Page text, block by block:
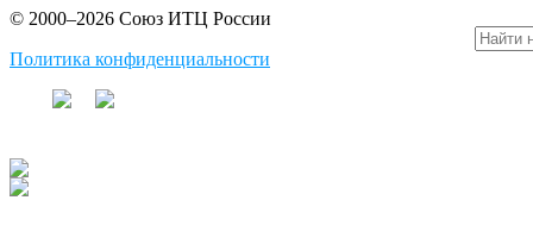
© 2000–2026 Союз ИТЦ России
Политика конфиденциальности